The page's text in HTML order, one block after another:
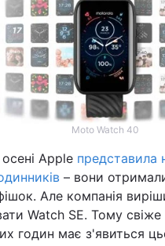
Moto Watch 40
Apple представила
– вони
Але компанія
Watch SE. Тому свіже
годин має з'явиться